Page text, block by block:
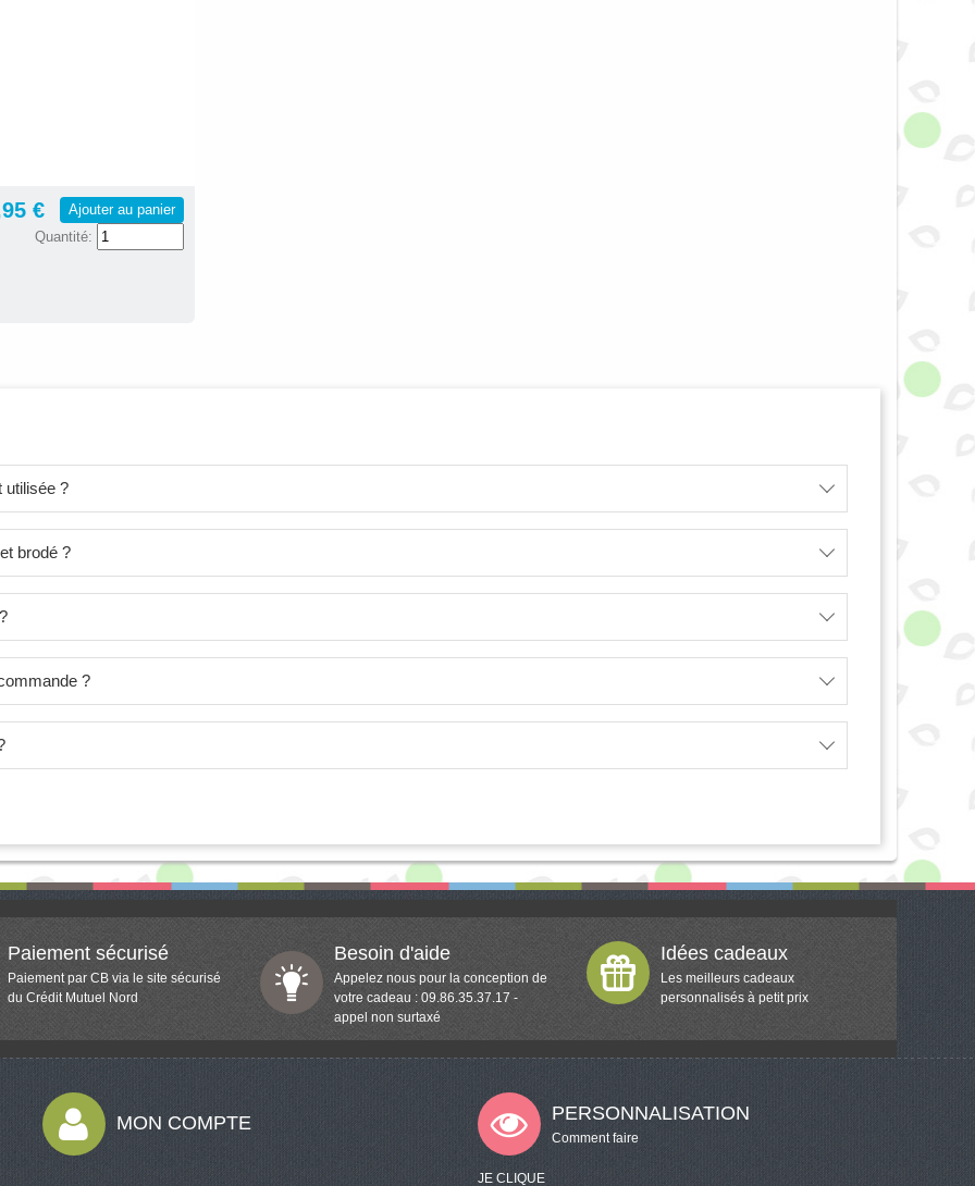
€
Ajouter au panier
Quantité:
utilisée ?
brodé ?
?
Paiement sécurisé
Paiement par CB via le site sécurisé
du Crédit Mutuel Nord
Besoin d'aide
Appelez nous pour la conception de
votre cadeau : 09.86.35.37.17 -
appel non surtaxé
Idées cadeaux
Les meilleurs cadeaux
personnalisés à petit prix
MON COMPTE PERSONNALISATION
Comment faire
JE CLIQUE